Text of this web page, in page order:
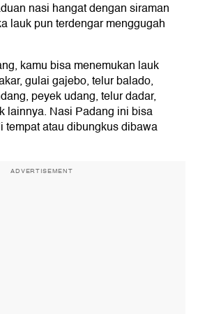
nasi hangat dengan siraman
lauk pun terdengar menggugah
kamu bisa menemukan lauk
gulai gajebo, telur balado,
peyek udang, telur dadar,
lainnya. Nasi Padang ini bisa
tempat atau dibungkus dibawa
ADVERTISEMENT